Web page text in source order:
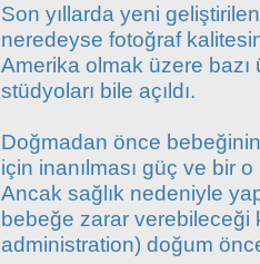
Son yıllarda yeni
neredeyse fotoğraf
Amerika olmak üzere
stüdyoları bile açıldı.
Doğmadan önce
için inanılması güç ve bir
Ancak sağlık nedeniyle
bebeğe zarar verebileceği
administration) doğum